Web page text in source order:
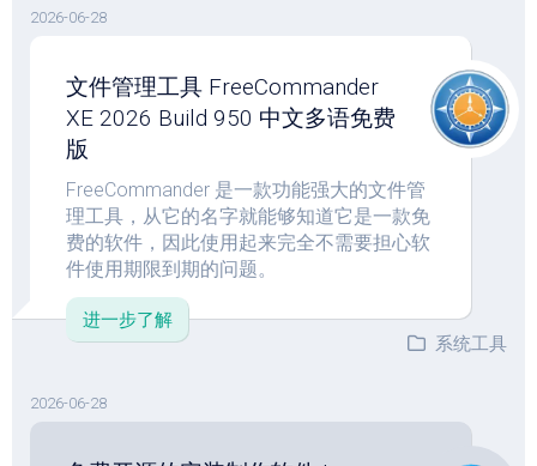
2026-06-28
文件管理工具 FreeCommander
XE 2026 Build 950 中文多语免费
版
FreeCommander 是一款功能强大的文件管
理工具，从它的名字就能够知道它是一款免
费的软件，因此使用起来完全不需要担心软
件使用期限到期的问题。
进一步了解
系统工具
2026-06-28